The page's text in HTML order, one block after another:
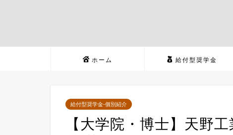
ホーム 給付型奨学金
給付型奨学金-個別紹介
【大学院・博士】天野